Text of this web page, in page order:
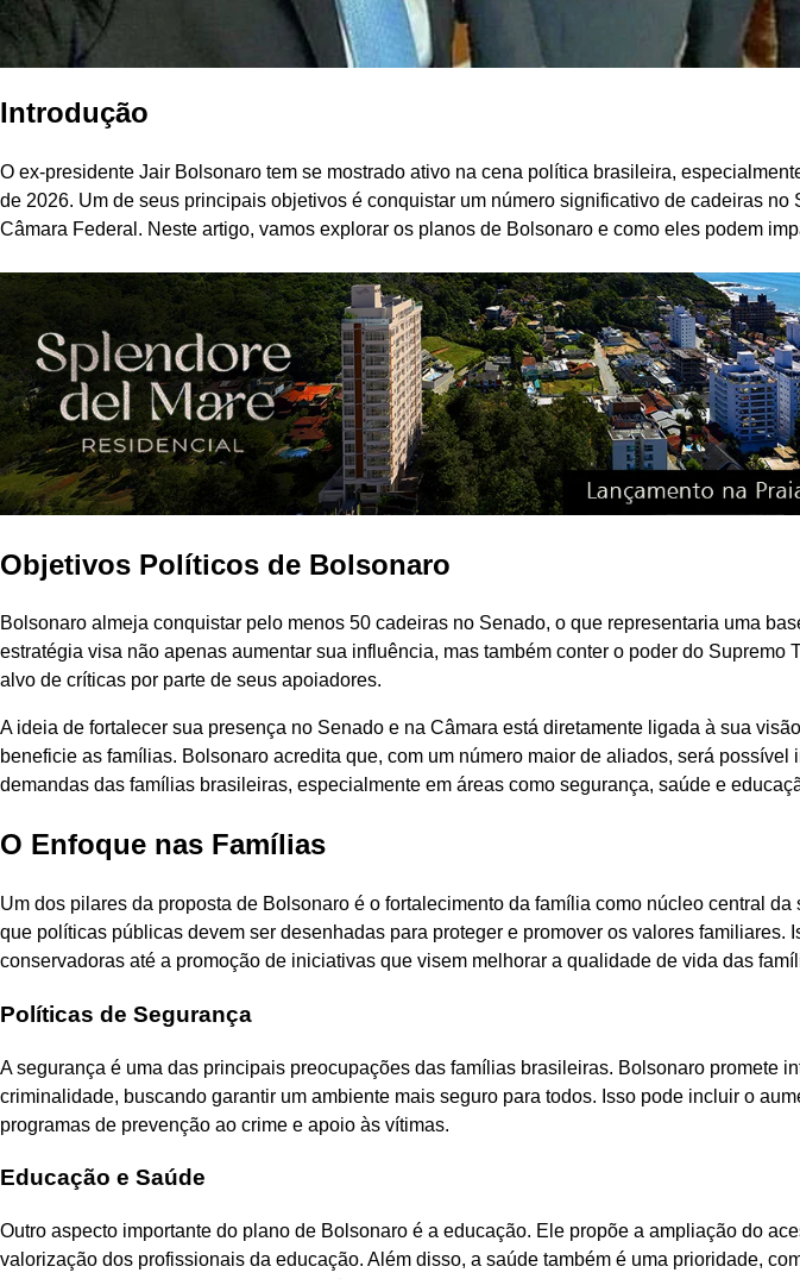
Introdução
O ex-presidente Jair Bolsonaro tem se mostrado ativo na cena política brasileira,
de 2026. Um de seus principais objetivos é conquistar um número significativo de cadeiras no
Câmara Federal. Neste artigo, vamos explorar os planos de Bolsonaro e como eles podem
Objetivos Políticos de Bolsonaro
Bolsonaro almeja conquistar pelo menos 50 cadeiras no Senado, o que representaria uma
estratégia visa não apenas aumentar sua influência, mas também conter o poder do Supremo
alvo de críticas por parte de seus apoiadores.
A ideia de fortalecer sua presença no Senado e na Câmara está diretamente ligada à sua
beneficie as famílias. Bolsonaro acredita que, com um número maior de aliados, será
demandas das famílias brasileiras, especialmente em áreas como segurança, saúde e
O Enfoque nas Famílias
Um dos pilares da proposta de Bolsonaro é o fortalecimento da família como núcleo central
que políticas públicas devem ser desenhadas para proteger e promover os valores familiares.
conservadoras até a promoção de iniciativas que visem melhorar a qualidade de vida das
Políticas de Segurança
A segurança é uma das principais preocupações das famílias brasileiras. Bolsonaro promete
criminalidade, buscando garantir um ambiente mais seguro para todos. Isso pode incluir o
programas de prevenção ao crime e apoio às vítimas.
Educação e Saúde
Outro aspecto importante do plano de Bolsonaro é a educação. Ele propõe a ampliação do
valorização dos profissionais da educação. Além disso, a saúde também é uma prioridade,